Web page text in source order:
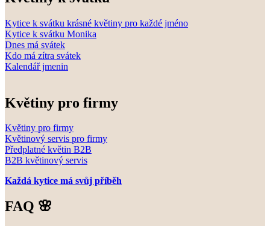
Kytice k svátku krásné květiny pro každé jméno
Kytice k svátku Monika
Dnes má svátek
Kdo má zítra svátek
Kalendář jmenin
Květiny pro firmy
Květiny pro firmy
Květinový servis pro firmy
Předplatné květin B2B
B2B květinový servis
Každá kytice má svůj příběh
FAQ 🌸